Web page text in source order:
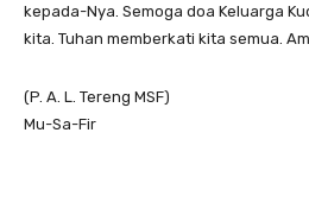
kepada-Nya. Semoga doa Keluarga
kita. Tuhan memberkati kita semua.
(P. A. L. Tereng MSF)
Mu-Sa-Fir